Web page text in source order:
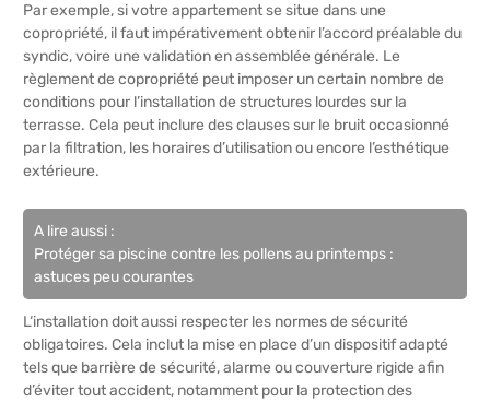
Par exemple, si votre appartement se situe dans une
copropriété, il faut impérativement obtenir l’accord préalable du
syndic, voire une validation en assemblée générale. Le
règlement de copropriété peut imposer un certain nombre de
conditions pour l’installation de structures lourdes sur la
terrasse. Cela peut inclure des clauses sur le bruit occasionné
par la filtration, les horaires d’utilisation ou encore l’esthétique
extérieure.
A lire aussi :
Protéger sa piscine contre les pollens au printemps :
astuces peu courantes
L‘installation doit aussi respecter les normes de sécurité
obligatoires. Cela inclut la mise en place d’un dispositif adapté
tels que barrière de sécurité, alarme ou couverture rigide afin
d’éviter tout accident, notamment pour la protection des